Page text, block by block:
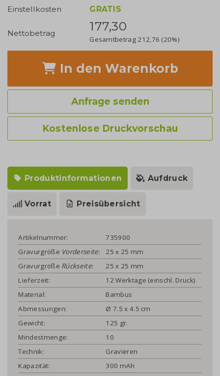
Einstellkosten
GRATIS
Nettobetrag 177,30
Gesamtbetrag 212,76 (20%)
In den Warenkorb
Anfrage senden
Kostenlose Druckvorschau
Produktinformationen Aufdruck
Vorrat Preisübersicht
Artikelnummer:
735900
Gravurgröße Vorderseite:
25 x 25 mm
Gravurgröße Rückseite:
25 x 25 mm
Lieferzeit:
12 Werktage (einschl. Druck)
Material:
Bambus
Abmessungen:
Ø 7.5 x 4.5 cm
Gewicht:
125 gr.
Mindestmenge:
10
Technik:
Gravieren
Kapazität:
300 mAh